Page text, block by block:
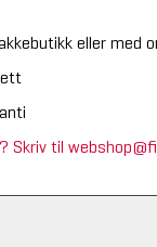
eller med
Skriv til